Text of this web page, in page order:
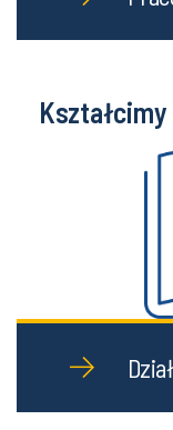
Kształcimy